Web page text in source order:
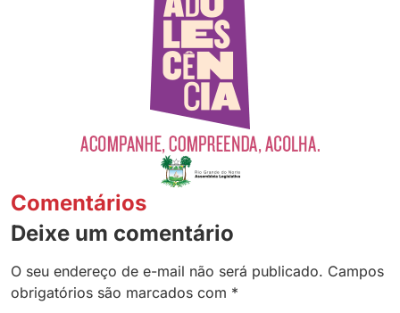
Comentários
Deixe um comentário
O seu endereço de e-mail não será publicado. Campos
obrigatórios são marcados com *